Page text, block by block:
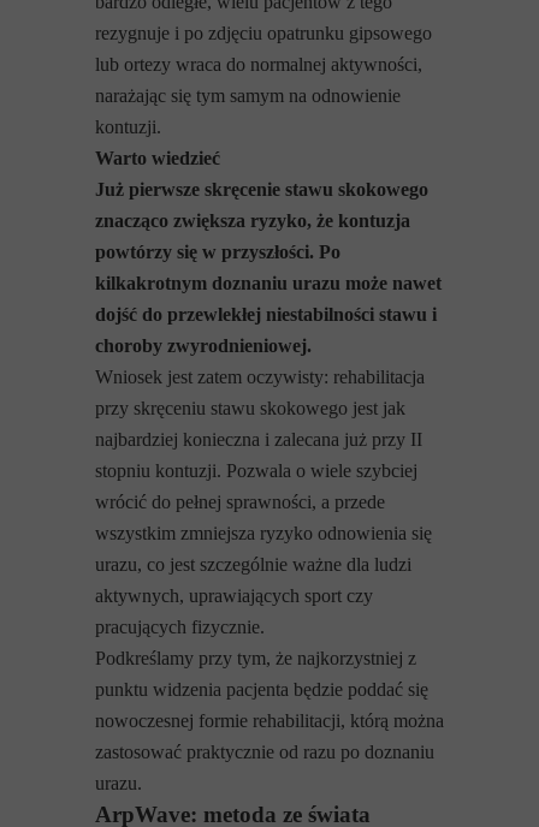
rezygnuje i po zdjęciu opatrunku gipsowego
lub ortezy wraca do normalnej aktywności,
narażając się tym samym na odnowienie
kontuzji.
Warto wiedzieć
Już pierwsze skręcenie stawu skokowego
znacząco zwiększa ryzyko, że kontuzja
powtórzy się w przyszłości. Po
kilkakrotnym doznaniu urazu może nawet
dojść do przewlekłej niestabilności stawu i
choroby zwyrodnieniowej.
Wniosek jest zatem oczywisty: rehabilitacja
przy skręceniu stawu skokowego jest jak
najbardziej konieczna i zalecana już przy II
stopniu kontuzji. Pozwala o wiele szybciej
wrócić do pełnej sprawności, a przede
wszystkim zmniejsza ryzyko odnowienia się
urazu, co jest szczególnie ważne dla ludzi
aktywnych, uprawiających sport czy
pracujących fizycznie.
Podkreślamy przy tym, że najkorzystniej z
punktu widzenia pacjenta będzie poddać się
nowoczesnej formie rehabilitacji, którą można
zastosować praktycznie od razu po doznaniu
urazu.
ArpWave: metoda ze świata